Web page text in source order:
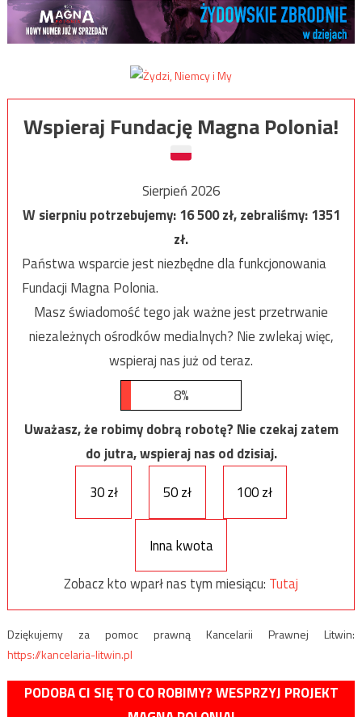
Wspieraj Fundację Magna Polonia!
Sierpień 2026
W sierpniu potrzebujemy:16 500zł, zebraliśmy:1351
zł.
Państwa wsparcie jest niezbędne dla funkcjonowania
Fundacji Magna Polonia.
Masz świadomość tego jak ważne jest przetrwanie
niezależnych ośrodków medialnych? Nie zwlekaj więc,
wspieraj nas już od teraz.
8%
Uważasz, że robimy dobrą robotę? Nie czekaj zatem
do jutra, wspieraj nas od dzisiaj.
30 zł
50 zł 100 zł
Inna kwota
Zobacz kto wparł nas tym miesiącu: Tutaj
Dziękujemy za pomoc prawną Kancelarii Prawnej Litwin:
https://kancelaria-litwin.pl
PODOBA CI SIĘ TO CO ROBIMY? WESPRZYJ PROJEKT